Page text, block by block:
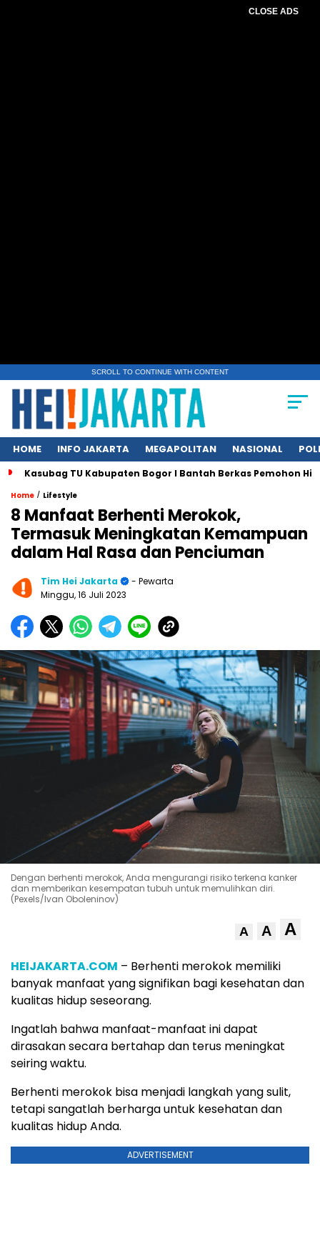
CLOSE ADS
SCROLL TO CONTINUE WITH CONTENT
HOME INFO JAKARTA MEGAPOLITAN NASIONAL
Kasubag TU Kabupaten Bogor I Bantah Berkas Pemohon
Home / Lifestyle
8 Manfaat Berhenti Merokok,
Termasuk Meningkatan Kemampuan
dalam Hal Rasa dan Penciuman
Tim Hei Jakarta
- Pewarta
Minggu, 16 Juli 2023
Dengan berhenti merokok, Anda mengurangi risiko terkena kanker
dan memberikan kesempatan tubuh untuk memulihkan diri.
(Pexels/Ivan Oboleninov)
A A A
HEIJAKARTA.COM – Berhenti merokok memiliki
banyak manfaat yang signifikan bagi kesehatan dan
kualitas hidup seseorang.
Ingatlah bahwa manfaat-manfaat ini dapat
dirasakan secara bertahap dan terus meningkat
seiring waktu.
Berhenti merokok bisa menjadi langkah yang sulit,
tetapi sangatlah berharga untuk kesehatan dan
kualitas hidup Anda.
ADVERTISEMENT